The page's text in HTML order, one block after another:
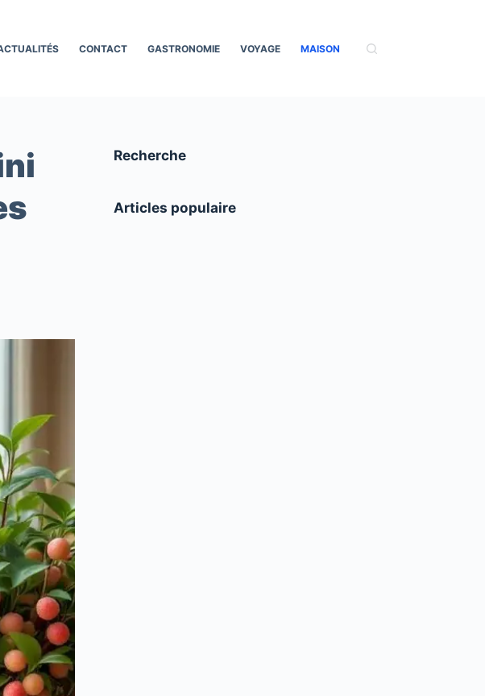
CONTACT GASTRONOMIE VOYAGE MAISON
Recherche
Articles populaire